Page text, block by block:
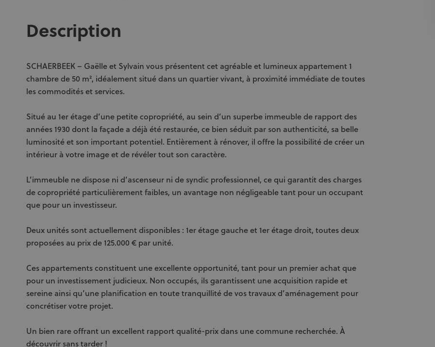
Description
SCHAERBEEK – Gaëlle et Sylvain vous présentent cet agréable et lumineux appartement 1
chambre de 50 m², idéalement situé dans un quartier vivant, à proximité immédiate de toutes
les commodités et services.
Situé au 1er étage d’une petite copropriété, au sein d’un superbe immeuble de rapport des
années 1930 dont la façade a déjà été restaurée, ce bien séduit par son authenticité, sa belle
luminosité et son important potentiel. Entièrement à rénover, il offre la possibilité de créer un
intérieur à votre image et de révéler tout son caractère.
L’immeuble ne dispose ni d’ascenseur ni de syndic professionnel, ce qui garantit des charges
de copropriété particulièrement faibles, un avantage non négligeable tant pour un occupant
que pour un investisseur.
Deux unités sont actuellement disponibles : 1er étage gauche et 1er étage droit, toutes deux
proposées au prix de 125.000 € par unité.
Ces appartements constituent une excellente opportunité, tant pour un premier achat que
pour un investissement judicieux. Non occupés, ils garantissent une acquisition rapide et
sereine ainsi qu’une planification en toute tranquillité de vos travaux d’aménagement pour
concrétiser votre projet.
Un bien rare offrant un excellent rapport qualité-prix dans une commune recherchée. À
découvrir sans tarder !